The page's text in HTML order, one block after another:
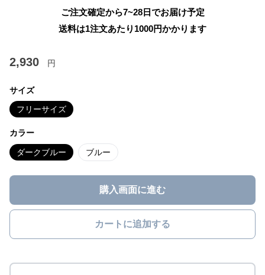
ご注文確定から7~28日でお届け予定
送料は1注文あたり 1000円かかります
2,930 円
サイズ
フリーサイズ
カラー
ダークブルー ブルー
購入画面に進む
カートに追加する